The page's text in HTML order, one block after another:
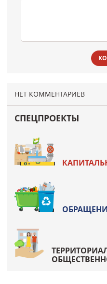
НЕТ КОММЕНТАРИЕВ
СПЕЦПРОЕКТЫ